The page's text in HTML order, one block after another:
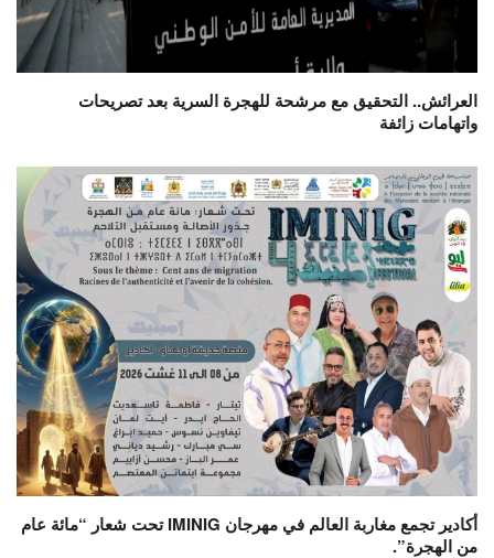
العرائش.. التحقيق مع مرشحة للهجرة السرية بعد تصريحات
واتهامات زائفة
أكادير تجمع مغاربة العالم في مهرجان IMINIG تحت شعار “مائة عام
من الهجرة”.